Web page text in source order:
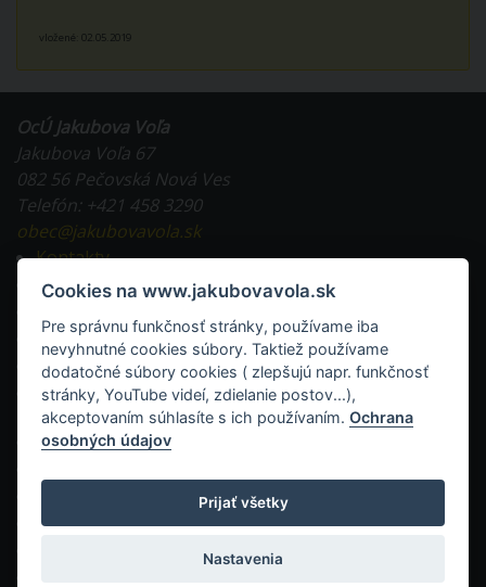
vložené: 02.05.2019
OcÚ Jakubova Voľa
Jakubova Voľa 67
082 56 Pečovská Nová Ves
Telefón: +421 458 3290
obec@jakubovavola.sk
Kontakty
Tlačivá na stiahnutie
Evidencia obyvateľstva a doklady
Miestne dane a poplatky
Stavebná činnosť v obci a tlačivá
RSS
Vyhlásenie o prístupnosti
WESTO - web pre obec a mesto
Ochrana osobných údajov
Cookies na www.jakubovavola.sk
Pre správnu funkčnosť stránky, používame iba
nevyhnutné cookies súbory. Taktiež používame
dodatočné súbory cookies ( zlepšujú napr. funkčnosť
stránky, YouTube videí, zdielanie postov...),
akceptovaním súhlasíte s ich používaním.Ochrana
osobných údajov
Prijať všetky
Nastavenia